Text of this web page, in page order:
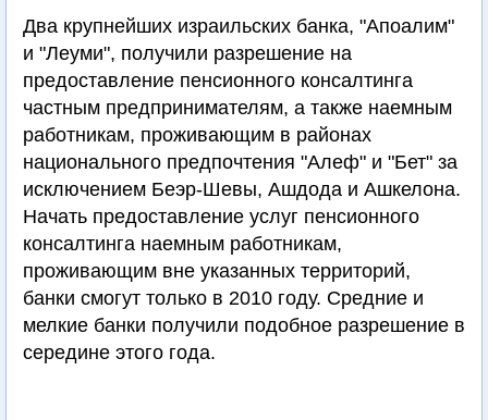
Два крупнейших израильских банка, "Апоалим"
и "Леуми", получили разрешение на
предоставление пенсионного консалтинга
частным предпринимателям, а также наемным
работникам, проживающим в районах
национального предпочтения "Алеф" и "Бет" за
исключением Беэр-Шевы, Ашдода и Ашкелона.
Начать предоставление услуг пенсионного
консалтинга наемным работникам,
проживающим вне указанных территорий,
банки смогут только в 2010 году. Средние и
мелкие банки получили подобное разрешение в
середине этого года.